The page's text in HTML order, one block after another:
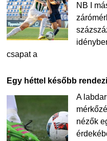
NB I
csapat a
Egy héttel később
A
nézők